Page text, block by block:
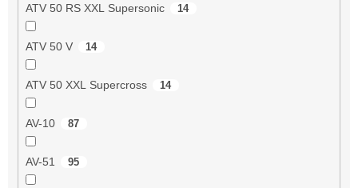
ATV 50 RS XXL Supersonic 14
ATV 50 V 14
ATV 50 XXL Supercross 14
AV-10 87
AV-51 95